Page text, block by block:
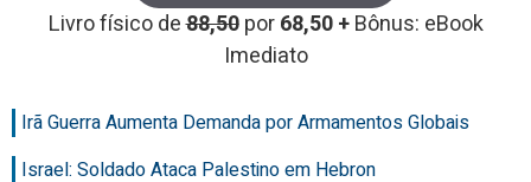
Livro físico de88,50 por68,50 +Bônus: eBook
Imediato
Irã Guerra Aumenta Demanda por Armamentos Globais
Israel: Soldado Ataca Palestino em Hebron